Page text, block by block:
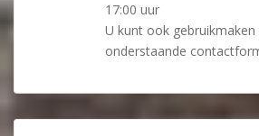
17:00 uur
U kunt ook
onderstaande